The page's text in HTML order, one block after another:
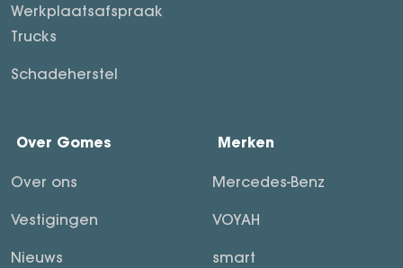
Werkplaatsafspraak
Trucks
Schadeherstel
Over Gomes
Over ons
Vestigingen
Nieuws
Merken
Mercedes-Benz
VOYAH
smart